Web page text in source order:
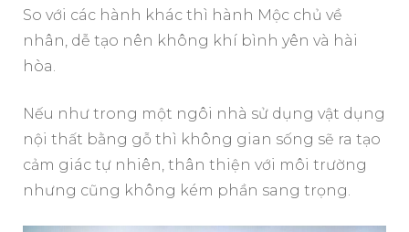
So với các hành khác thì hành Mộc chủ về
nhân, dễ tạo nên không khí bình yên và hài
hòa.
Nếu như trong một ngôi nhà sử dụng vật dụng
nội thất bằng gỗ thì không gian sống sẽ ra tạo
cảm giác tự nhiên, thân thiện với môi trường
nhưng cũng không kém phần sang trọng.